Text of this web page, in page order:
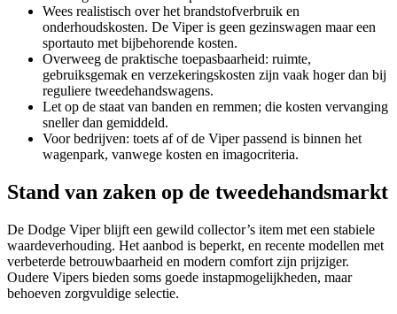
Wees realistisch over het brandstofverbruik en
onderhoudskosten. De Viper is geen gezinswagen maar een
sportauto met bijbehorende kosten.
Overweeg de praktische toepasbaarheid: ruimte,
gebruiksgemak en verzekeringskosten zijn vaak hoger dan bij
reguliere tweedehandswagens.
Let op de staat van banden en remmen; die kosten vervanging
sneller dan gemiddeld.
Voor bedrijven: toets af of de Viper passend is binnen het
wagenpark, vanwege kosten en imagocriteria.
Stand van zaken op de tweedehandsmarkt
De Dodge Viper blijft een gewild collector’s item met een stabiele
waardeverhouding. Het aanbod is beperkt, en recente modellen met
verbeterde betrouwbaarheid en modern comfort zijn prijziger.
Oudere Vipers bieden soms goede instapmogelijkheden, maar
behoeven zorgvuldige selectie.